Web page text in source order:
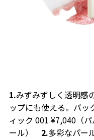
1.みずみずしく透明感
ップにも使える。バッ
ィック 001 ¥7,040（
ール） 2.多彩なパー